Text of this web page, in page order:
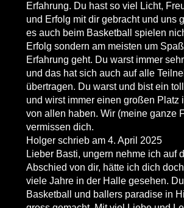
Erfahrung. Du hast so viel Licht,
und Erfolg mit dir gebracht und uns
es auch beim Basketball spielen
Erfolg sondern am meisten um
Erfahrung geht. Du warst immer
und das hat sich auch auf alle
übertragen. Du warst und bist ein
und wirst immer einen großen Platz
von allen haben. Wir (meine ganze
vermissen dich.
Holger schrieb am4. April 2025
Lieber Basti, ungern nehme ich auf
Abschied von dir, hätte ich dich
viele Jahre in der Halle gesehen.
Basketball und ballers paradise in